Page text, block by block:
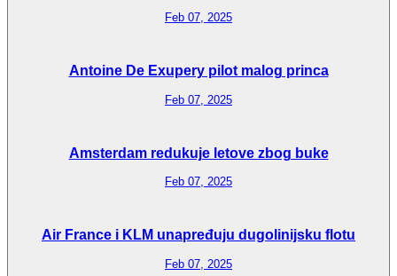
Feb 07, 2025
Antoine De Exupery pilot malog princa
Feb 07, 2025
Amsterdam redukuje letove zbog buke
Feb 07, 2025
Air France i KLM unapređuju dugolinijsku flotu
Feb 07, 2025